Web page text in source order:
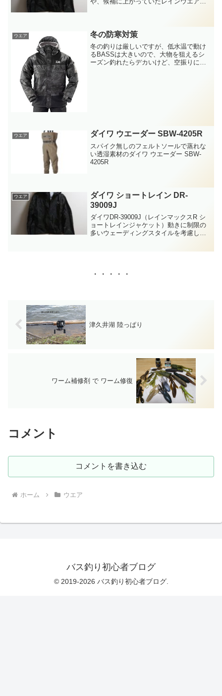
ウエア 冬の防寒対策
冬の釣りは厳しいですが、低水温で動け
るBASSは大きいので、大物を狙えるシ
ーズン釣れたらデカいけど、空振りに終
ウエア ダイワ ウエーダー SBW-4205R
スパイク無しのフェルトソールで蒸れな
い透湿素材のダイワ ウエーダー SBW-
4205R
ウエア
ダイワ ショートレイン DR-
39009J
ダイワDR-39009J（レインマックスR シ
ョートレインジャケット）動きに制限の
多いウェーディングスタイルを考慮し、
口。軽量、コンパクト設計で、急な天候
・・・・・
津久井湖 陸っぱり
ワーム補修剤 で ワーム修復
コメント
コメントを書き込む
ホーム ウエア
バス釣り初心者ブログ
© 2019-2026 バス釣り初心者ブログ.